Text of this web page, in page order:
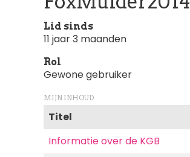
Lid sinds
11 jaar 3 maanden
Rol
Gewone gebruiker
MIJN INHOUD
Titel
Informatie over de KGB